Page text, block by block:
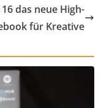
das neue High-
für Kreative